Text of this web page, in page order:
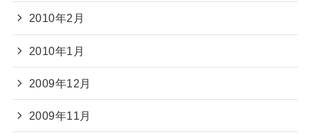
2010年2月
2010年1月
2009年12月
2009年11月